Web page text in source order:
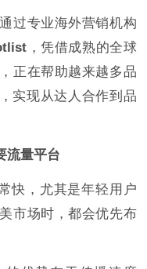
过专业海外营销机构
，凭借成熟的全球
正在帮助越来越多品
实现从达人合作到品
流量平台
快，尤其是年轻用户
市场时，都会优先布